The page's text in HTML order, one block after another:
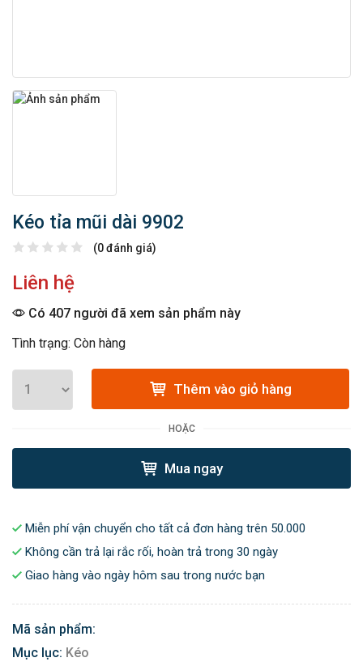
Kéo tỉa mũi dài 9902
(0 đánh giá)
Liên hệ
Có 407 người đã xem sản phẩm này
Tình trạng: Còn hàng
Thêm vào giỏ hàng
HOẶC
Mua ngay
Miễn phí vận chuyển cho tất cả đơn hàng trên 50.000
Không cần trả lại rắc rối, hoàn trả trong 30 ngày
Giao hàng vào ngày hôm sau trong nước bạn
Mã sản phẩm:
Mục lục: Kéo